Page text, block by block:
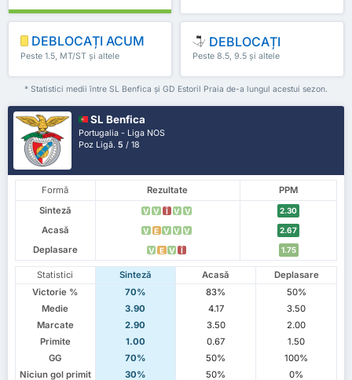
DEBLOCAȚI ACUM
Peste 1.5, MT/ST și altele
DEBLOCAȚI
Peste 8.5, 9.5 și altele
* Statistici medii între SL Benfica și GD Estoril Praia de-a lungul acestui sezon.
SL Benfica
Portugalia - Liga NOS
Poz Ligă.5 / 18
Formă Rezultate
PPM
Sinteză
V V Î V V 2.30
Acasă V E V V V 2.67
Deplasare V E V Î 1.75
Statistici Sinteză Acasă
Deplasare
Victorie %
70% 83%
50%
Medie
3.90 4.17
3.50
Marcate
2.90 3.50
2.00
Primite
1.00 0.67
1.50
GG
70% 50%
100%
Niciun gol primit
30% 50%
0%